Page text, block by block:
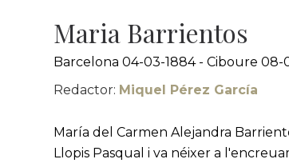
Maria Barrientos
Barcelona 04-03-1884 - Ciboure 08-
Redactor: Miquel Pérez García
María del Carmen Alejandra
Llopis Pasqual i va néixer a